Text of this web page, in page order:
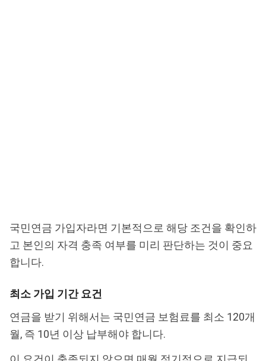
국민연금 가입자라면 기본적으로 해당 조건을 확인하
고 본인의 자격 충족 여부를 미리 판단하는 것이 중요
합니다.
최소 가입 기간 요건
연금을 받기 위해서는 국민연금 보험료를 최소 120개
월, 즉 10년 이상 납부해야 합니다.